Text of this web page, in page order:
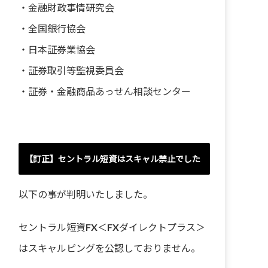
・ 金融財政事情研究会
・ 全国銀行協会
・ 日本証券業協会
・ 証券取引等監視委員会
・ 証券・金融商品あっせん相談センター
【訂正】セントラル短資はスキャル禁止でした
以下の事が判明いたしました。
セントラル短資FX＜FXダイレクトプラス＞
はスキャルピングを公認しておりません。